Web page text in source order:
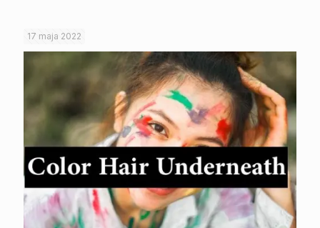
17 maja 2022